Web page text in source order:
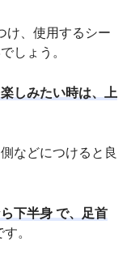
け、使用するシー
しょう。
しみたい時は、上
などにつけると良
下半身 で、足首
す。